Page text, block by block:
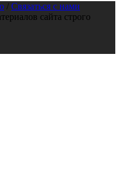
/ Связаться с нами
сайта строго